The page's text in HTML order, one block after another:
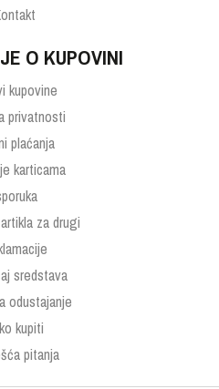
O KUPOVINI
kupovine
privatnosti
plaćanja
karticama
za drugi
sredstava
odustajanje
kupiti
pitanja